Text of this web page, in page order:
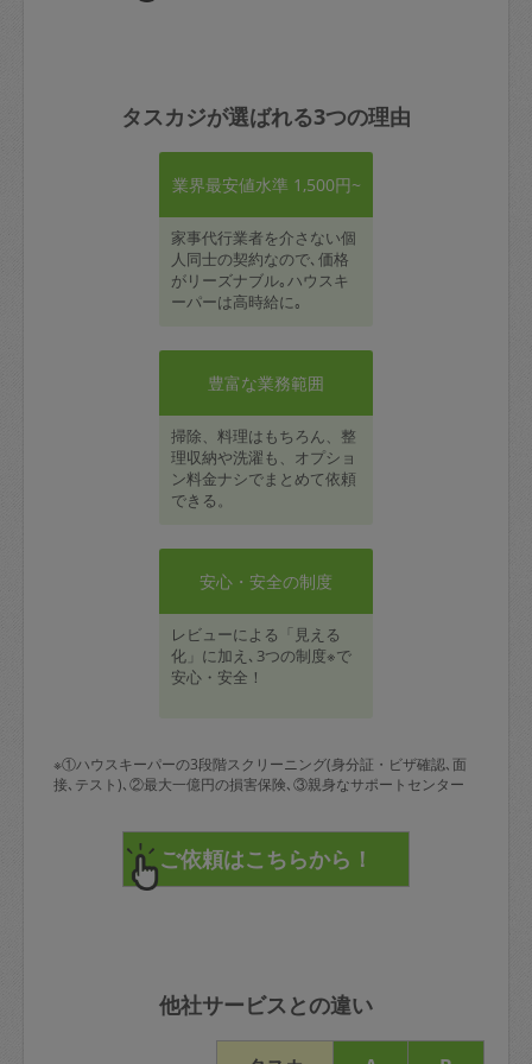
タスカジが選ばれる3つの理由
業界最安値水準 1,500円~
家事代行業者を介さない個
人同士の契約なので､価格
がリーズナブル｡ハウスキ
ーパーは高時給に｡
豊富な業務範囲
掃除、料理はもちろん、整
理収納や洗濯も、オプショ
ン料金ナシでまとめて依頼
できる。
安心・安全の制度
レビューによる「見える
化」に加え､3つの制度※で
安心・安全！
※①ハウスキーパーの3段階スクリーニング(身分証・ビザ確認､面
接､テスト)､②最大一億円の損害保険､③親身なサポートセンター
他社サービスとの違い